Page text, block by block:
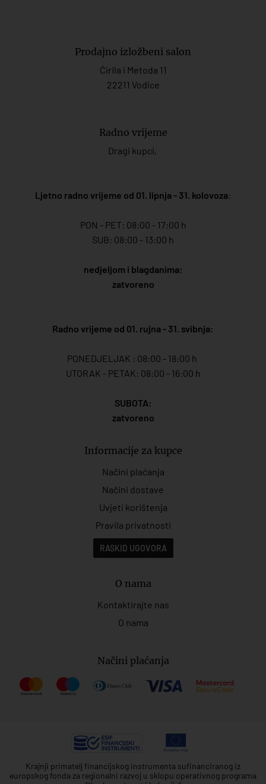
Prodajno izložbeni salon
Ćirila i Metoda 11
22211 Vodice
Radno vrijeme
Dragi kupci,
Ljetno radno vrijeme od 01. lipnja - 31. kolovoza:
PON - PET: 08:00 - 17:00 h
SUB: 08:00 - 13:00 h
nedjeljom i blagdanima:
zatvoreno
Radno vrijeme od 01. rujna - 31. svibnja:
PONEDJELJAK : 08:00 - 18:00 h
UTORAK - PETAK: 08:00 - 16:00 h
SUBOTA:
zatvoreno
Informacije za kupce
Načini plaćanja
Načini dostave
Uvjeti korištenja
Pravila privatnosti
RASKID UGOVORA
O nama
Kontaktirajte nas
O nama
Načini plaćanja
Krajnji primatelj financijskog instrumenta sufinanciranog iz
europskog fonda za regionalni razvoj u sklopu operativnog programa